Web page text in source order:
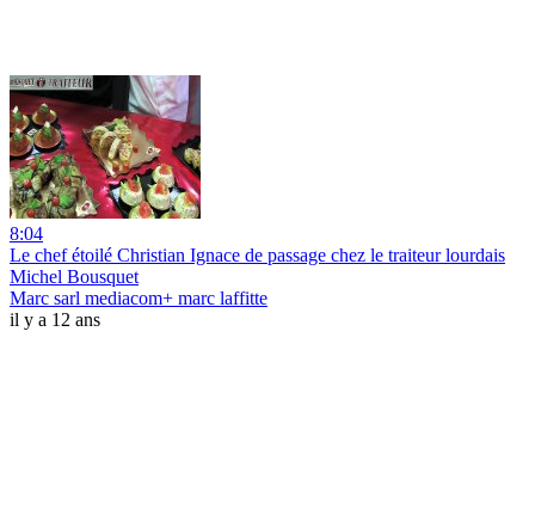
8:04
Le chef étoilé Christian Ignace de passage chez le traiteur lourdais
Michel Bousquet
Marc sarl mediacom+ marc laffitte
il y a 12 ans